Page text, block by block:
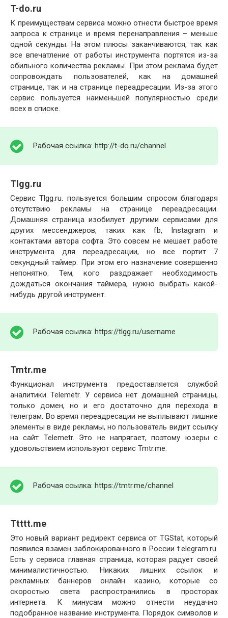
T-do.ru
К преимуществам сервиса можно отнести быстрое время
запроса к странице и время перенаправления – меньше
одной секунды. На этом плюсы заканчиваются, так как
все впечатление от работы инструмента портятся из-за
обильного количества рекламы. При этом реклама будет
сопровождать пользователей, как на домашней
странице, так и на странице переадресации. Из-за этого
сервис пользуется наименьшей популярностью среди
всех в списке.
Рабочая ссылка: http://t-do.ru/channel
Tlgg.ru
Сервис Tlgg.ru. пользуется большим спросом благодаря
отсутствию рекламы на странице переадресации.
Домашняя страница изобилует другими сервисами для
других мессенджеров, таких как fb, Instagram и
контактами автора софта. Это совсем не мешает работе
инструмента для переадресации, но все портит 7
секундный таймер. При этом его назначение совершенно
непонятно. Тем, кого раздражает необходимость
дождаться окончания таймера, нужно выбрать какой-
нибудь другой инструмент.
Рабочая ссылка: https://tlgg.ru/username
Tmtr.me
Функционал инструмента предоставляется службой
аналитики Telemetr. У сервиса нет домашней страницы,
только домен, но и его достаточно для перехода в
телеграм. Во время переадресации не выплывают лишние
элементы в виде рекламы, но пользователь видит ссылку
на сайт Telemetr. Это не напрягает, поэтому юзеры с
удовольствием используют сервис Tmtr.me.
Рабочая ссылка: https://tmtr.me/channel
Ttttt.me
Это новый вариант редирект сервиса от TGStat, который
появился взамен заблокированного в России t.elegram.ru.
Есть у сервиса главная страница, которая радует своей
минималистичностью. Никаких лишних ссылок и
рекламных баннеров онлайн казино, которые со
скоростью света распространились в просторах
интернета. К минусам можно отнести неудачно
подобранное название инструмента. Порядок символов и